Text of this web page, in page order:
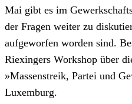
Mai gibt es im
der Fragen weiter zu
aufgeworfen worden sind.
Riexingers Workshop über
»Massenstreik, Partei und
Luxemburg.